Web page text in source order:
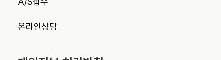
온라인상담